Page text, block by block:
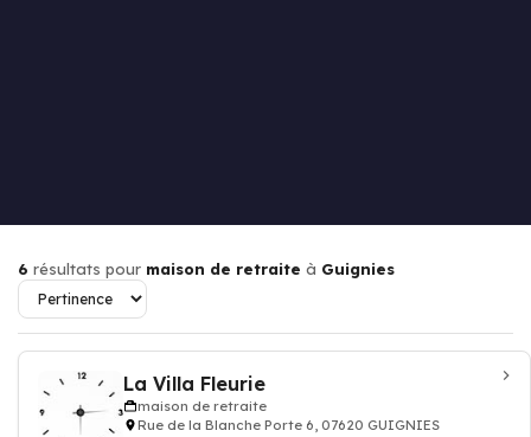
6 résultats pour maison de retraite à Guignies
La Villa Fleurie
maison de retraite
Rue de la Blanche Porte 6, 07620 GUIGNIES